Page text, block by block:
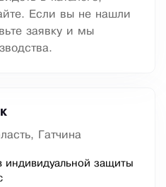
Если вы не нашли
заявку и мы
Гатчина
индивидуальной защиты